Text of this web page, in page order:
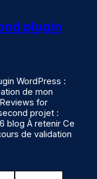
plugin
WordPress :
de mon
for
projet :
blog À retenir Ce
de validation